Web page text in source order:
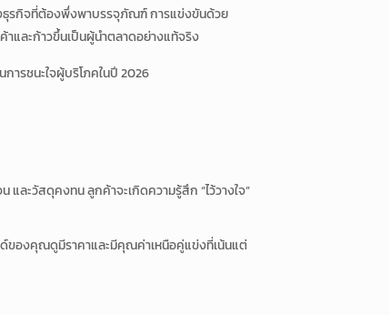
ธุรกิจที่ต้องพึ่งพาบรรจุภัณฑ์ การแข่งขันด้วย
และก้าวขึ้นเป็นผู้นำตลาดอย่างแท้จริง
ารชนะใจผู้บริโภคในปี 2026
ะวัสดุคงทน ลูกค้าจะเกิดความรู้สึก “ไว้วางใจ”
ของคุณดูมีราคาและมีคุณค่าเหนือคู่แข่งที่เน้นแต่